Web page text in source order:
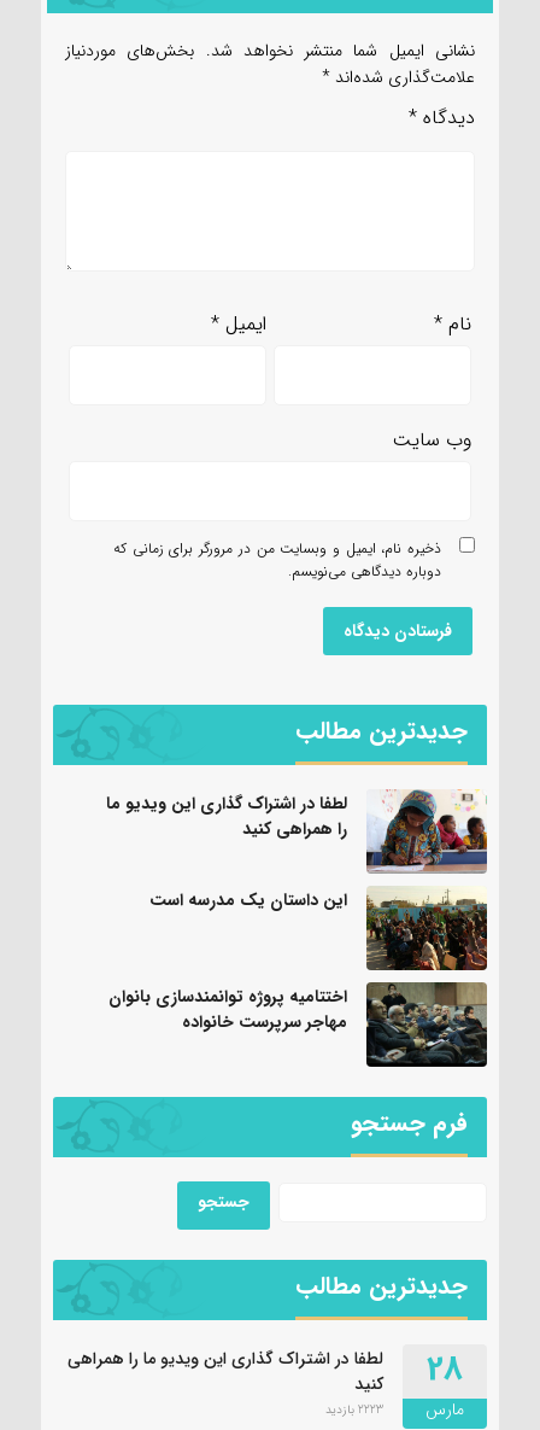
نشانی ایمیل شما منتشر نخواهد شد. بخش‌های موردنیاز
علامت‌گذاری شده‌اند *
دیدگاه *
نام* ایمیل*
وب‌ سایت
ذخیره نام، ایمیل و وبسایت من در مرورگر برای زمانی که
دوباره دیدگاهی می‌نویسم.
جدیدترین مطالب
لطفا در اشتراک گذاری این ویدیو ما
را همراهی کنید
این داستان یک مدرسه است
اختتامیه پروژه توانمندسازی بانوان
مهاجر سرپرست خانواده
فرم جستجو
جدیدترین مطالب
28
مارس
لطفا در اشتراک گذاری این ویدیو ما را همراهی
کنید
2223 بازدید